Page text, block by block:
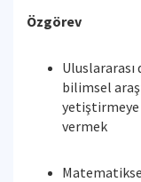
Özgörev
bilimsel
yetiştirmeye
vermek